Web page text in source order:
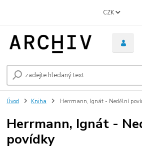
CZK
Úvod Kniha Herrmann, Ignát - Nedělní
Herrmann, Ignát -
povídky